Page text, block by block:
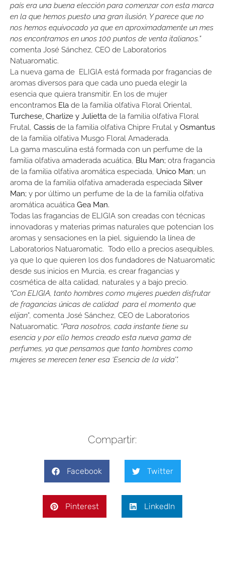
país era una buena elección para comenzar con esta marca
en la que hemos puesto una gran ilusión, Y parece que no
nos hemos equivocado ya que en aproximadamente un mes
nos encontramos en unos 100 puntos de venta italianos.”
comenta José Sánchez, CEO de Laboratorios
Natuaromatic.
La nueva gama de ELIGIA está formada por fragancias de
aromas diversos para que cada uno pueda elegir la
esencia que quiera transmitir. En los de mujer
encontramos Ela de la familia olfativa Floral Oriental,
Turchese, Charlize y Julietta de la familia olfativa Floral
Frutal, Cassis de la familia olfativa Chipre Frutal y Osmantus
de la familia olfativa Musgo Floral Amaderada.
La gama masculina está formada con un perfume de la
familia olfativa amaderada acuática, Blu Man; otra fragancia
de la familia olfativa aromática especiada, Unico Man; un
aroma de la familia olfativa amaderada especiada Silver
Man; y por último un perfume de la de la familia olfativa
aromática acuática Gea Man.
Todas las fragancias de ELIGIA son creadas con técnicas
innovadoras y materias primas naturales que potencian los
aromas y sensaciones en la piel, siguiendo la línea de
Laboratorios Natuaromatic. Todo ello a precios asequibles,
ya que lo que quieren los dos fundadores de Natuaromatic
desde sus inicios en Murcia, es crear fragancias y
cosmética de alta calidad, naturales y a bajo precio.
“Con ELIGIA, tanto hombres como mujeres pueden disfrutar
de fragancias únicas de calidad para el momento que
elijan”, comenta José Sánchez, CEO de Laboratorios
Natuaromatic. “Para nosotros, cada instante tiene su
esencia y por ello hemos creado esta nueva gama de
perfumes, ya que pensamos que tanto hombres como
mujeres se merecen tener esa ‘Esencia de la vida’”.
Compartir:
Facebook Twitter
Pinterest LinkedIn